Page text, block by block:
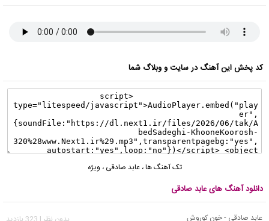
کد پخش این آهنگ در سایت و وبلاگ شما
تک آهنگ ها،عابد صادقی ، ویژه
دانلود آهنگ های عابد صادقی
عابد صادقی - خون کوروش